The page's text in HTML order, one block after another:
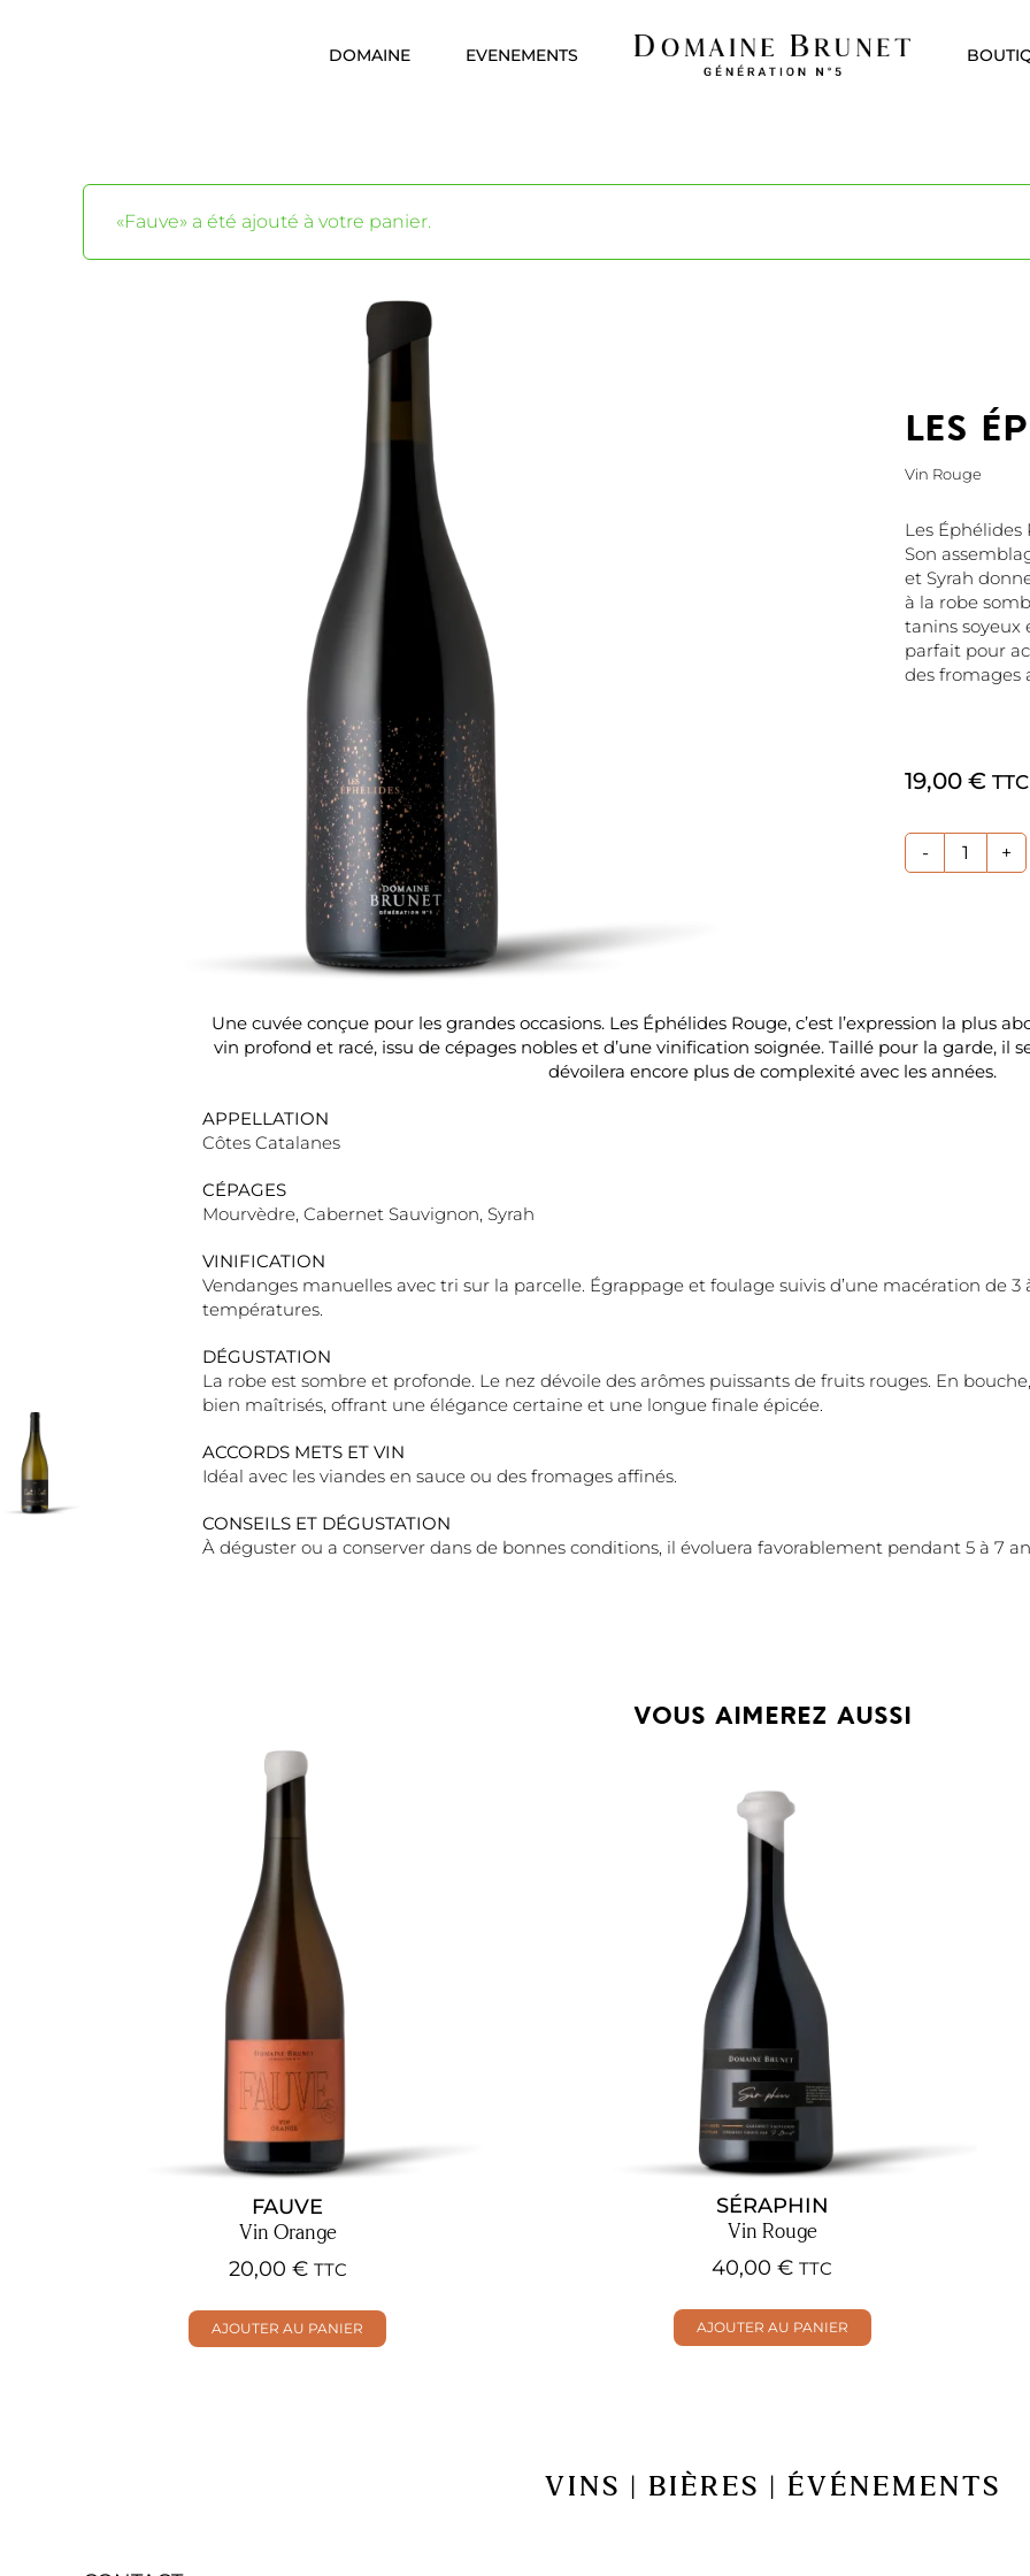
DOMAINE EVENEMENTS
«Fauve» a été ajouté à votre panier.
Les
Vin Rouge
Les Éphélides
Son
et Syrah
à la robe
tanins soyeux
parfait pour
des fromages
19,00 € TTC
Une cuvée conçue pour les grandes occasions. Les Éphélides Rouge, c’est l’expression la plus
vin profond et racé, issu de cépages nobles et d’une vinification soignée. Taillé pour la garde, il
dévoilera encore plus de complexité avec les années.
APPELLATION
Côtes Catalanes
CÉPAGES
Mourvèdre, Cabernet Sauvignon, Syrah
VINIFICATION
Vendanges manuelles avec tri sur la parcelle. Égrappage et foulage suivis d’une macération de 3
températures.
DÉGUSTATION
La robe est sombre et profonde. Le nez dévoile des arômes puissants de fruits rouges. En
bien maîtrisés, offrant une élégance certaine et une longue finale épicée.
ACCORDS METS ET VIN
Idéal avec les viandes en sauce ou des fromages affinés.
CONSEILS ET DÉGUSTATION
À déguster ou a conserver dans de bonnes conditions, il évoluera favorablement pendant 5 à 7
VOUS AIMEREZ AUSSI
FAUVE
Vin Orange
20,00 € TTC
AJOUTER AU PANIER
SÉRAPHIN
Vin Rouge
40,00€ TTC
AJOUTER AU PANIER
VINS | BIÈRES | ÉVÉNEMENTS